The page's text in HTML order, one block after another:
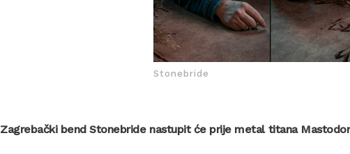
Stonebride
Zagrebački bend Stonebride nastupit će prije metal titana